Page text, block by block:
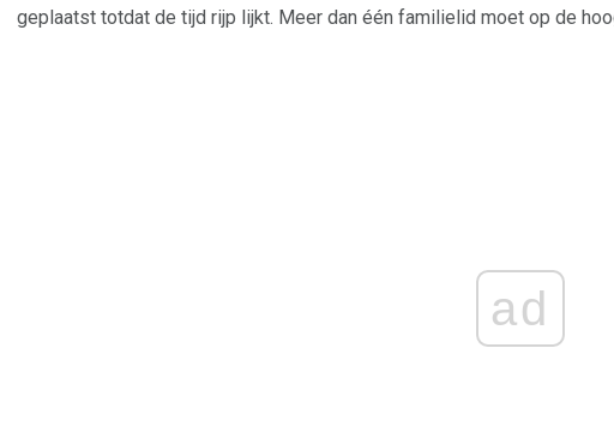
geplaatst totdat de tijd rijp lijkt. Meer dan één familielid moet op de
ad